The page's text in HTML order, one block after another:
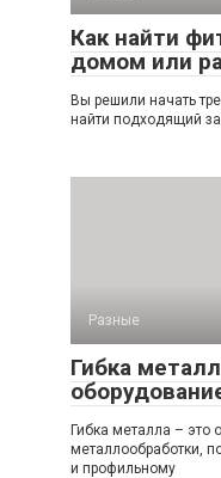
Как найти
домом или
Вы решили начать
найти подходящий
Разные
Гибка
Гибка металла – это
металлообработки,
и профильному